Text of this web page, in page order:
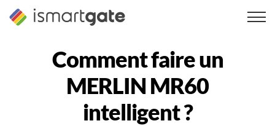
Skip
Comment faire un
MERLIN MR60
intelligent ?